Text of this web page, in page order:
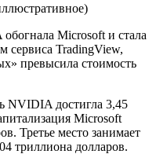
Microsoft и стала
сервиса TradingView,
превысила стоимость
NVIDIA достигла 3,45
Microsoft
Третье место занимает
триллиона долларов.